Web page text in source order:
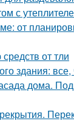
с
от
от тли
здания: все,
дома.